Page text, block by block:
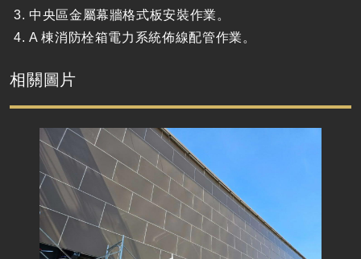
中央區金屬幕牆格式板安裝作業。
A 棟消防栓箱電力系統佈線配管作業。
相關圖片